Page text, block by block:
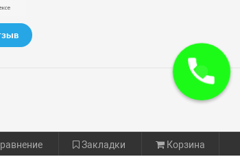
Закладки Корзина